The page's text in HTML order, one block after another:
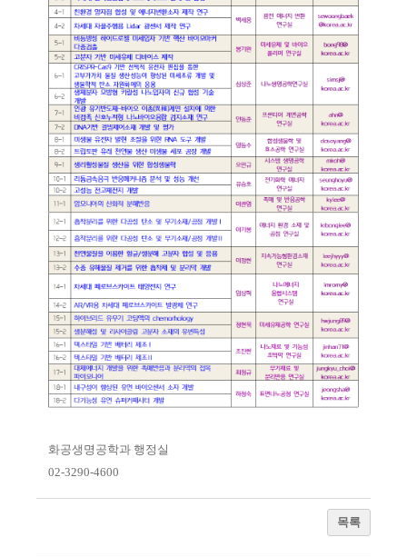
화공생명공학과 행정실
02-3290-4600
목록